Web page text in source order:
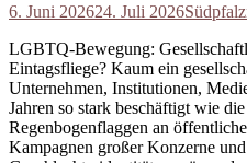
6. Juni 202624. Juli 2026
LGBTQ-Bewegung:
Eintagsfliege? Kaum ein
Unternehmen, Institutionen,
Jahren so stark beschäftigt wie
Regenbogenflaggen an
Kampagnen großer Konzerne